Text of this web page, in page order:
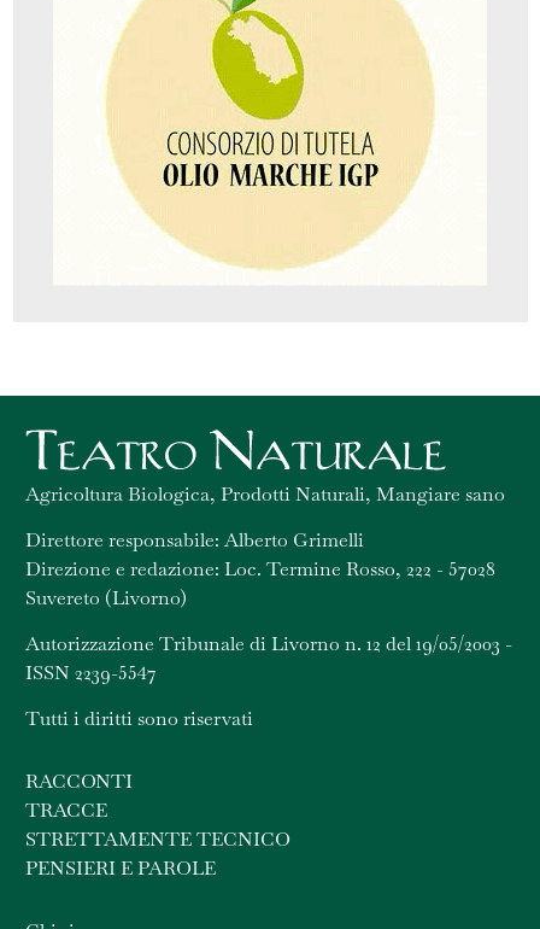
Agricoltura Biologica, Prodotti Naturali, Mangiare sano
Direttore responsabile: Alberto Grimelli
Direzione e redazione: Loc. Termine Rosso, 222 - 57028
Suvereto (Livorno)
Autorizzazione Tribunale di Livorno n. 12 del 19/05/2003 -
ISSN 2239-5547
Tutti i diritti sono riservati
RACCONTI
TRACCE
STRETTAMENTE TECNICO
PENSIERI E PAROLE